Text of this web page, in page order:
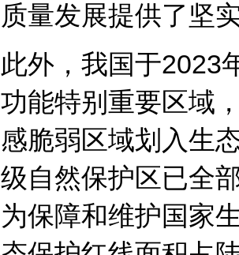
质量发展提供了坚
此外，我国于2023
功能特别重要区域
感脆弱区域划入生
级自然保护区已全
为保障和维护国家